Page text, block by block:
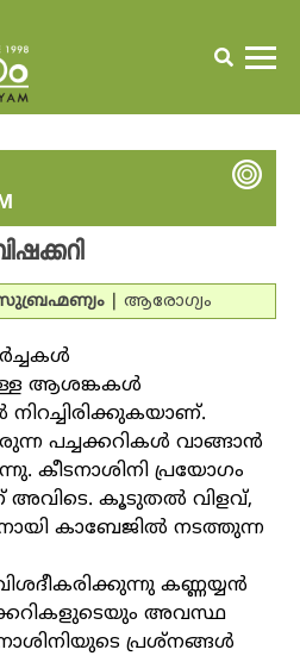
ആരോഗ്യം
ആശങ്കകള്‍
പച്ചക്കറികള്‍ വാങ്ങാന്‍
കീടനാശിനി പ്രയോഗം
അവിടെ. കൂടുതല്‍ വിളവ്,
കാബേജില്‍ നടത്തുന്ന
കണ്ണയ്യന്‍
അവസ്ഥ
പ്രശ്‌നങ്ങള്‍